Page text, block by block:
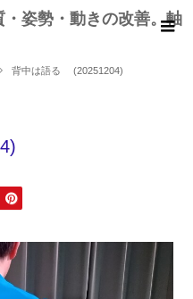
姿勢・動きの改善。軸
背中は語る (20251204)